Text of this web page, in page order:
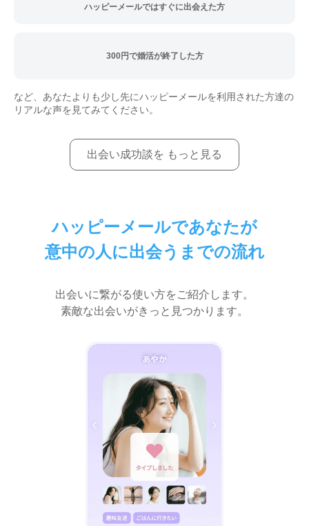
ハッピーメールではすぐに出会えた方
300円で婚活が終了した方
など、あなたよりも少し先にハッピーメールを利用された方達の
リアルな声を見てみてください。
出会い成功談を もっと見る
ハッピーメールであなたが
意中の人に出会うまでの流れ
出会いに繋がる使い方をご紹介します。
素敵な出会いがきっと見つかります。